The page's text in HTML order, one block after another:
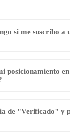
si me suscribo a
posicionamiento en
de "Verificado" y